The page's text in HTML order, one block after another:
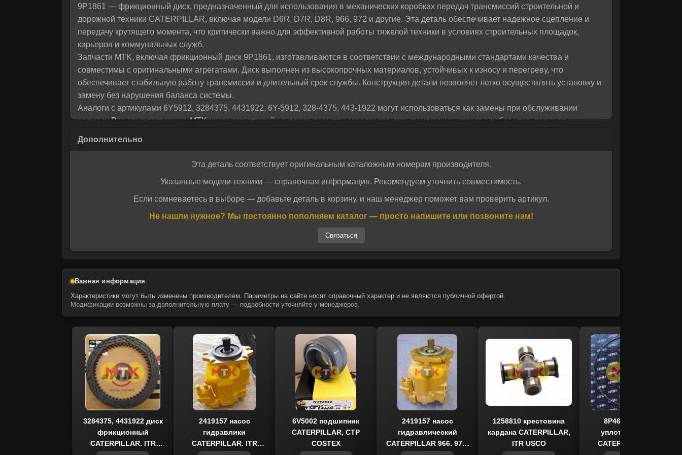
поможем разобраться и предложим лучшее решение для вас!
Отправить
Даю своё согласие на обработку персональных данных.Политика конфиденциальности
9P1861 — фрикционный диск, предназначенный для использования в механических коробках передач трансмиссий строительной и
дорожной техники CATERPILLAR, включая модели D6R, D7R, D8R, 966, 972 и другие. Эта деталь обеспечивает надежное сцепление и
передачу крутящего момента, что критически важно для эффективной работы тяжелой техники в условиях строительных площадок,
карьеров и коммунальных служб.
Запчасти MTK, включая фрикционный диск 9P1861, изготавливаются в соответствии с международными стандартами качества и
совместимы с оригинальными агрегатами. Диск выполнен из высокопрочных материалов, устойчивых к износу и перегреву, что
обеспечивает стабильную работу трансмиссии и длительный срок службы. Конструкция детали позволяет легко осуществлять установку и
замену без нарушения баланса системы.
Аналоги с артикулами 6Y5912, 3284375, 4431922, 6Y-5912, 328-4375, 443-1922 могут использоваться как замены при обслуживании
техники. Все комплектующие MTK проходят строгий контроль качества и подходят для спецтехники известных брендов, включая
Турции, что гарантирует точность изготовления и полную совместимость с оригинальными узлами.
условиях эксплуатации, а также доступны на складе с возможностью оперативной доставки. Выбирая комплектующие MTK, вы получаете
аналог оригинальных деталей с подтверждённым качеством и совместимостью.
Эта деталь соответствует оригинальным каталожным номерам производителя.
Указанные модели техники — справочная информация. Рекомендуем уточнить совместимость.
Если сомневаетесь в выборе — добавьте деталь в корзину, и наш менеджер поможет вам проверить артикул.
Не нашли нужное? Мы постоянно пополняем каталог — просто напишите или позвоните нам!
Связаться
Важная информация
Характеристики могут быть изменены производителем. Параметры на сайте носят справочный характер и не являются публичной офертой.
Модификации возможны за дополнительную плату — подробности уточняйте у менеджеров.
3284375, 4431922 диск
фрикционный
CATERPILLAR, ITR
2419157 насос
гидравлики
CATERPILLAR, ITR
6V5002 подшипник
CATERPILLAR, CTP
COSTEX
2419157 насос
гидравлический
CATERPILLAR 966, 972,
1258810 крестовина
кардана CATERPILLAR,
ITR USCO
8P4617 кольцо
уплотнительное
CATERPILLAR, ITR